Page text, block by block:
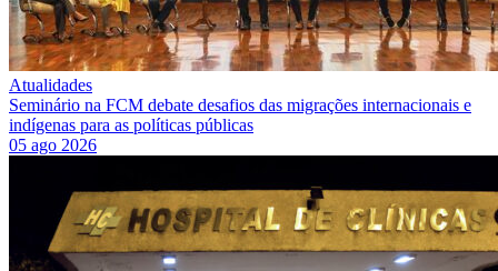
Atualidades
Seminário na FCM debate desafios das migrações internacionais e
indígenas para as políticas públicas
05 ago 2026